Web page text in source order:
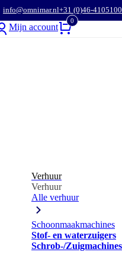
info@omnimar.nl+31 (0)46-4105100
Mijn account
0
Verhuur
Verhuur
Alle verhuur
Schoonmaakmachines
Stof- en waterzuigers
Schrob-/Zuigmachines